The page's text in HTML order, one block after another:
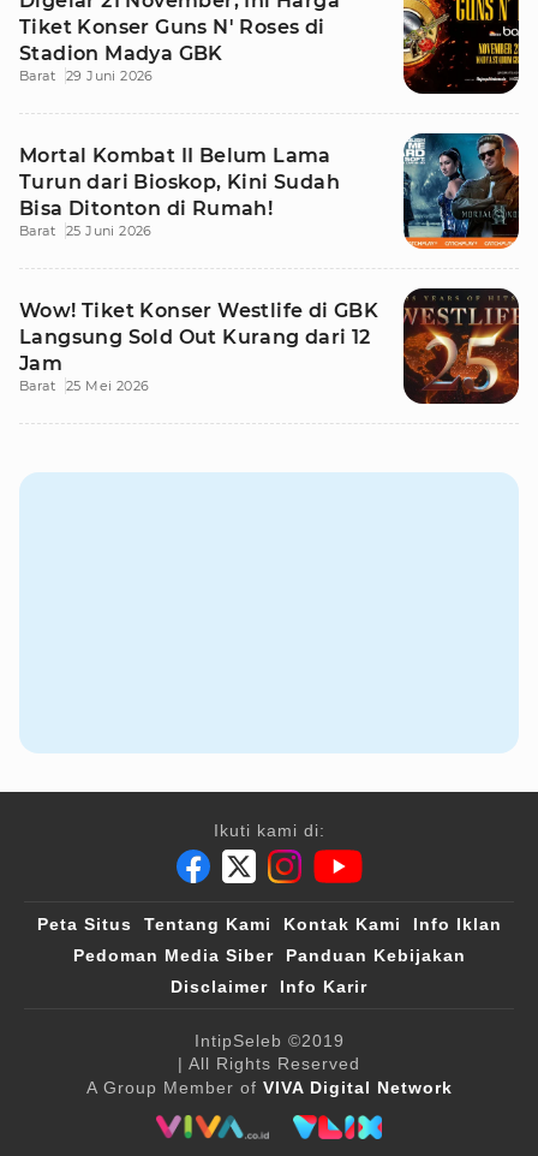
Tiket Konser Guns N' Roses di
Stadion Madya GBK
Barat 29 Juni 2026
Mortal Kombat II Belum Lama
Turun dari Bioskop, Kini Sudah
Bisa Ditonton di Rumah!
Barat 25 Juni 2026
Wow! Tiket Konser Westlife di GBK
Langsung Sold Out Kurang dari 12
Jam
Barat 25 Mei 2026
Ikuti kami di:
Peta Situs Tentang Kami Kontak Kami
Info Iklan
Pedoman Media Siber
Panduan Kebijakan
Disclaimer
Info Karir
IntipSeleb ©2019
| All Rights Reserved
A Group Member of VIVA Digital Network